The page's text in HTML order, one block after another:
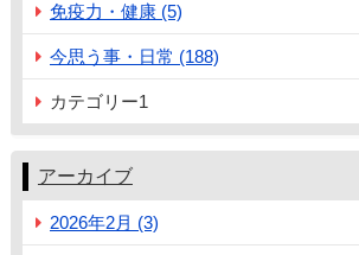
免疫力・健康 (5)
今思う事・日常 (188)
カテゴリー1
アーカイブ
2026年2月 (3)